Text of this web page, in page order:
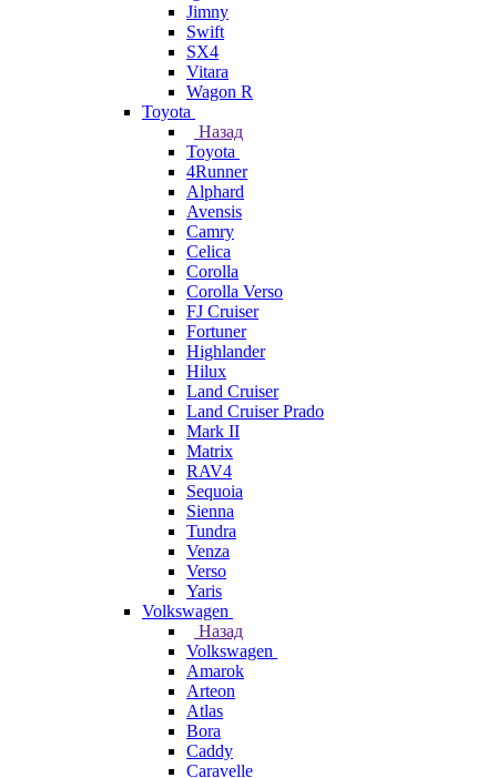
Jimny
Swift
SX4
Vitara
Wagon R
Toyota
Назад
Toyota
4Runner
Alphard
Avensis
Camry
Celica
Corolla
Corolla Verso
FJ Cruiser
Fortuner
Highlander
Hilux
Land Cruiser
Land Cruiser Prado
Mark II
Matrix
RAV4
Sequoia
Sienna
Tundra
Venza
Verso
Yaris
Volkswagen
Назад
Volkswagen
Amarok
Arteon
Atlas
Bora
Caddy
Caravelle